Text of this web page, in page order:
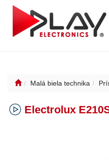
Malá biela technika
Electrolux